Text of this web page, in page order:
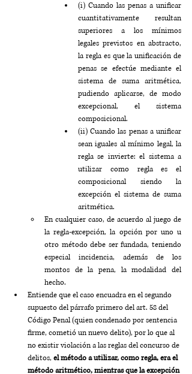
(i) Cuando las penas a unificar
cuantitativamente resultan
superiores a los mínimos
legales previstos en abstracto,
la regla es que la unificación de
penas se efectúe mediante el
sistema de suma aritmética,
pudiendo aplicarse, de modo
excepcional, el sistema
composicional.
(ii) Cuando las penas a unificar
sean iguales al mínimo legal, la
regla se invierte: el sistema a
utilizar como regla es el
composicional siendo la
excepción el sistema de suma
aritmética.
En cualquier caso, de acuerdo al juego de
la regla-excepción, la opción por uno u
otro método debe ser fundada, teniendo
especial incidencia, además de los
montos de la pena, la modalidad del
hecho.
Entiende que el caso encuadra en el segundo
supuesto del párrafo primero del art. 58 del
Código Penal (quien condenado por sentencia
firme, cometió un nuevo delito), por lo que al
no existir violación a las reglas del concurso de
delitos, el método a utilizar, como regla, era el
método aritmético, mientras que la excepción